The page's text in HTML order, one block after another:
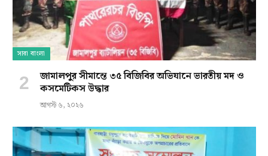
সারা বাংলা
জামালপুর সীমান্তে ৩৫ বিজিবির অভিযানে ভারতীয় মদ ও
কসমেটিকস উদ্ধার
আগস্ট ৬, ২০২৬